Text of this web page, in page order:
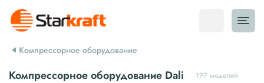
Компрессорное оборудование
Компрессорное оборудование Dali 197 моделей